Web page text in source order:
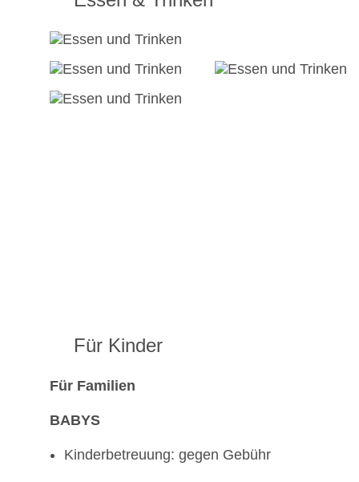
Für Kinder
Für Familien
BABYS
Kinderbetreuung: gegen Gebühr